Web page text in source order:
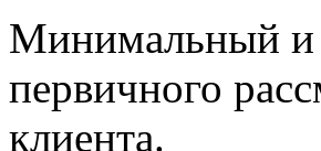
Минимальный и
первичного
клиента.